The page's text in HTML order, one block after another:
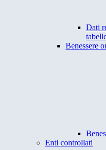
Dati
Benessere
Enti controllati